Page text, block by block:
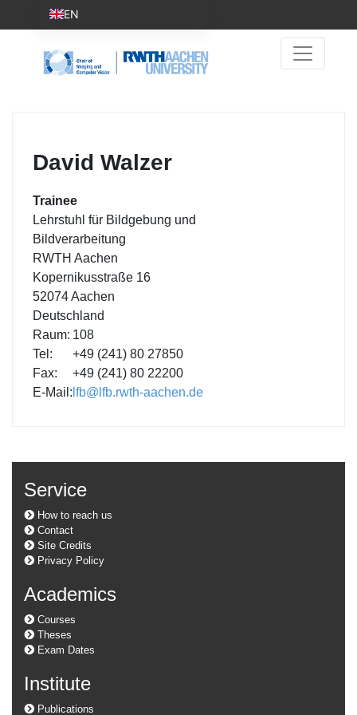
David Walzer
Trainee
Lehrstuhl für Bildgebung und
Bildverarbeitung
RWTH Aachen
Kopernikusstraße 16
52074 Aachen
Deutschland
Raum: 108
Tel:
+49 (241) 80 27850
Fax:
+49 (241) 80 22200
E-Mail: lfb@lfb.rwth-aachen.de
Service
How to reach us
Contact
Site Credits
Privacy Policy
Academics
Courses
Theses
Exam Dates
Institute
Publications
EN